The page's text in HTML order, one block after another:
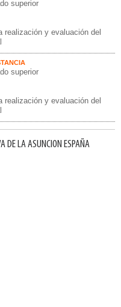
superior
realización y evaluación del
superior
realización y evaluación del
DE LA ASUNCION ESPAÑA